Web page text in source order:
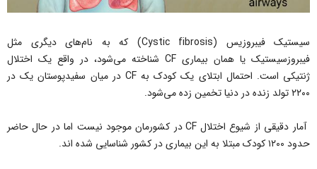
سیستیک فیبروزیس (Cystic fibrosis) که به نام‌های دیگری مثل
فیبروزسیستیک یا همان بیماری CF شناخته می‌شود، در واقع یک اختلال
ژنتیکی است. احتمال ابتلای یک کودک به CF در میان سفیدپوستان یک در
۲۲۰۰ تولد زنده در دنیا تخمین زده می‌شود.
آمار دقیقی از شیوع اختلال CF در کشورمان موجود نیست اما در حال حاضر
حدود ۱۲۰۰ کودک مبتلا به این بیماری در کشور شناسایی شده اند.